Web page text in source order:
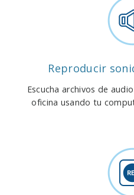
Reproducir
Escucha archivos de
oficina usando tu